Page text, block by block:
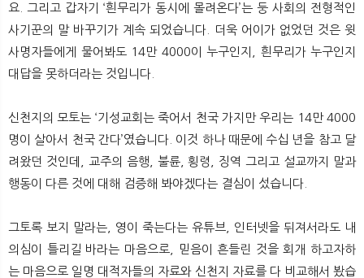
요. 그리고 갑자기 ‘흰무리가 동시에 몰려온다’는 둥 사회의 전형적인
사기꾼의 말 바꾸기가 계속 되었습니다. 더욱 어이가 없었던 것은 윗
사명자들에게 물어봐도 14만 4000이 누구인지, 흰무리가 누구인지
대답을 못하더라는 것입니다.
신천지의 모토는 ‘기성교회는 죽어서 천국 가지만 우리는 14만 4000
명이 살아서 천국 간다’였습니다. 이것 하나 때문에 수십 년을 참고 달
려왔던 것인데, 교주의 음행, 불륜, 횡령, 징역 그리고 설교까지 말과
행동이 다른 것에 대해 검증해 봐야겠다는 결심이 섰습니다.
그토록 보지 말라는, 영이 죽는다는 유튜브, 인터넷을 뒤져서라도 내
의심이 틀리길 바라는 마음으로, 믿음이 흔들린 것을 회개 하고자하
는 마음으로 일명 대적자들의 자료와 신천지 자료를 다 비교해서 봤습